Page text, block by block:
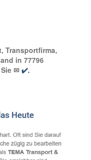
Transportfirma,
in 77796
Sie ✉ ✔️.